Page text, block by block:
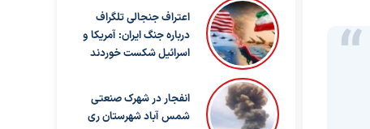
اعتراف جنجالی تلگراف
درباره جنگ ایران: آمریکا و
اسرائیل شکست خوردند
انفجار در شهرک صنعتی
شمس آباد شهرستان ری